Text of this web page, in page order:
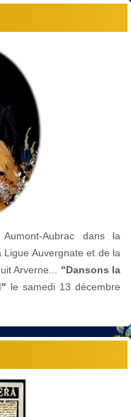
Aubrac dans la
Auvergnate et de la
Arverne... "Dansons la
le samedi 13 décembre